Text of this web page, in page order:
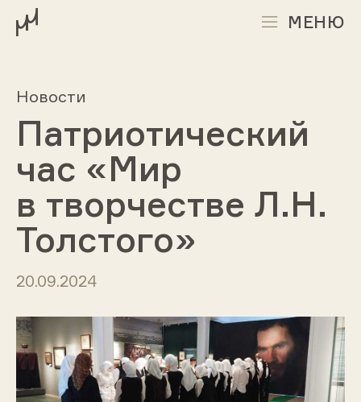
МЕНЮ
Новости
Патриотический
час «Мир
в творчестве Л.Н.
Толстого»
20.09.2024